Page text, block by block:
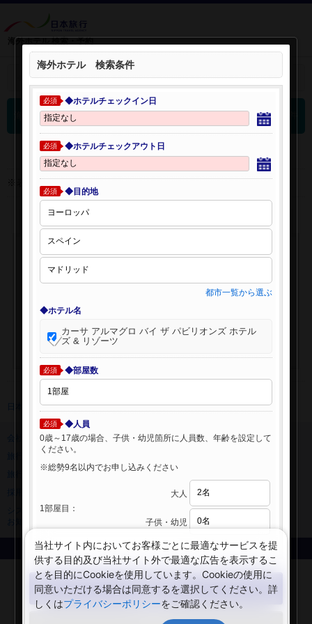
海外ホテル 検索・予約
検索条件を開く：
海外ホテル 検索結果
※表示金額はオンライン予約時の金額です。
日本旅行 トップ>海外ホテル>海外ホテル検索
会社情報
プライバシーポリシー
旅行業登録票・約款
ニュースリリース
サイトマップ
システムメンテナンスの
Copyright © NIPPON TRAVEL AGENCY Co.,LTD. All rights reserved.
海外ホテル 検索条件
必須 ◆ホテルチェックイン日
必須 ◆ホテルチェックアウト日
必須 ◆目的地
都市一覧から選ぶ
◆ホテル名
カーサ アルマグロ バイ ザ パビリオンズ ホテル
ズ & リゾーツ
必須 ◆部屋数
必須
◆人員
0歳～17歳の場合、子供・幼児箇所に人員数、年齢を設定して
ください。
※総勢9名以内でお申し込みください
1部屋目：
大人
子供・幼児
検索する
閉じる
当社サイト内においてお客様ごとに最適なサービスを提
供する目的及び当社サイト外で最適な広告を表示するこ
とを目的にCookieを使用しています。Cookieの使用に
同意いただける場合は同意するを選択してください。詳
しくはプライバシーポリシーをご確認ください。